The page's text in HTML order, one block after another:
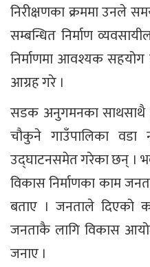
निरीक्षणका क्रममा उनले
सम्बन्धित निर्माण
निर्माणमा आवश्यक
आग्रह गरे ।
सडक अनुगमनका साथसाथै
चौकुने गाउँपालिका वडा
उद्घाटनसमेत गरेका छन् ।
विकास निर्माणका काम
बताए । जनताले दिएको
जनताकै लागि विकास
जनाए ।